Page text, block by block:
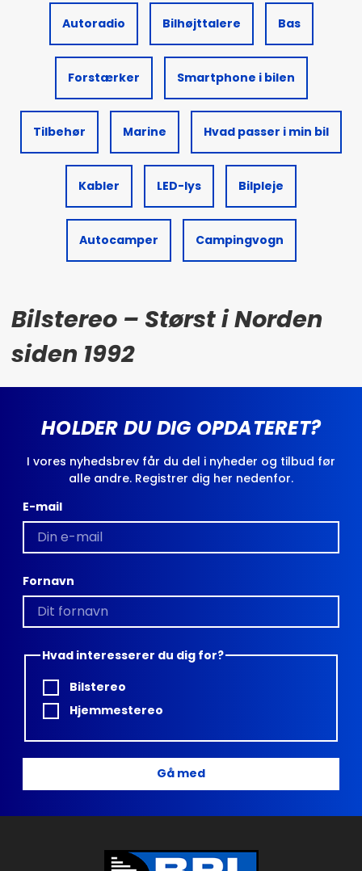
Autoradio Bilhøjttalere Bas
Forstærker Smartphone i bilen
Tilbehør Marine Hvad passer i min bil
Kabler LED-lys Bilpleje
Autocamper Campingvogn
Bilstereo – Størst i Norden
siden 1992
HOLDER DU DIG OPDATERET?
I vores nyhedsbrev får du del i nyheder og tilbud før
alle andre. Registrer dig her nedenfor.
E-mail
Fornavn
Hvad interesserer du dig for?
Bilstereo
Hjemmestereo
Gå med